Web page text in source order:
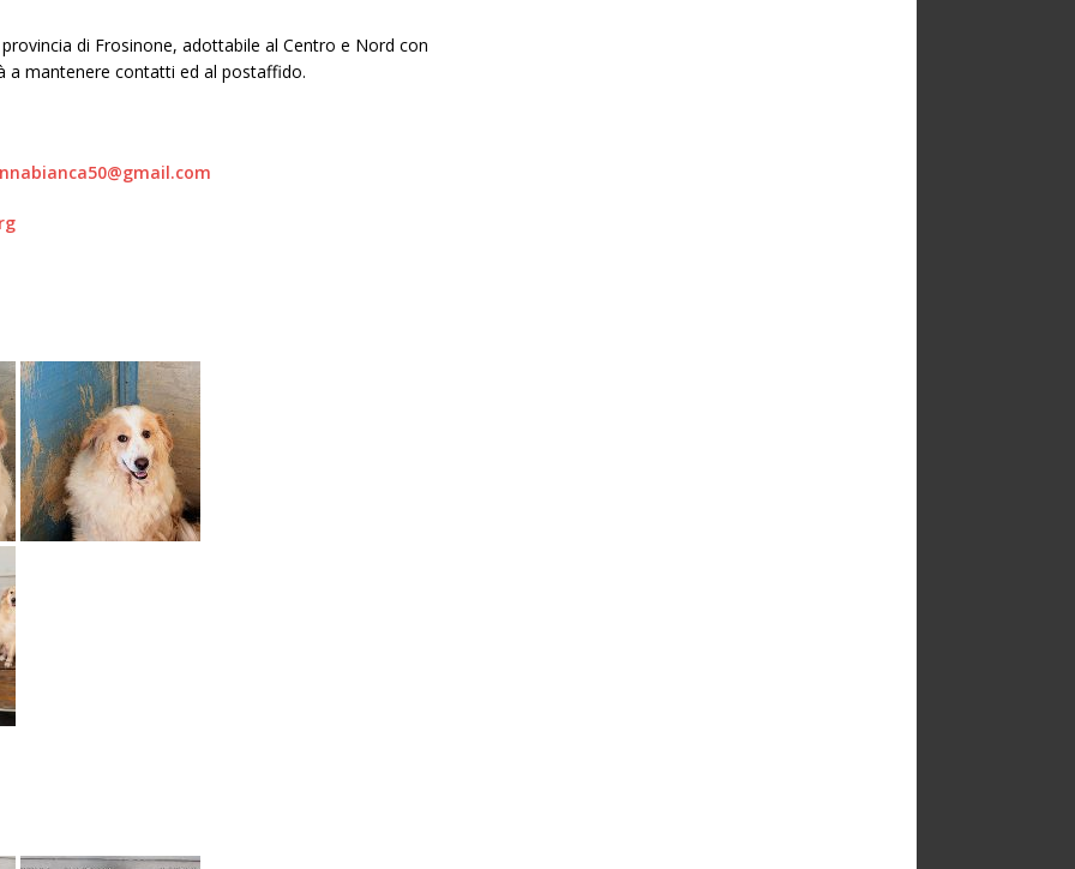
di Frosinone, adottabile al Centro e Nord con
a mantenere contatti ed al postaffido.